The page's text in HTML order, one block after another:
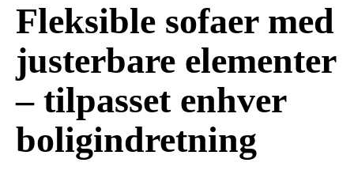
Fleksible sofaer med
justerbare elementer
– tilpasset enhver
boligindretning